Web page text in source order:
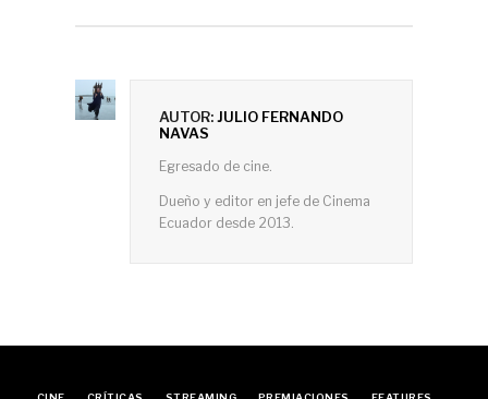
AUTOR:JULIO FERNANDO
NAVAS
Egresado de cine.
Dueño y editor en jefe de Cinema
Ecuador desde 2013.